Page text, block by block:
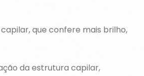
que confere mais brilho,
da estrutura capilar,